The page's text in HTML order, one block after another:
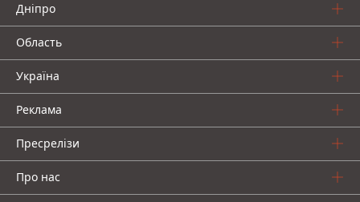
Дніпро
Область
Україна
Реклама
Пресрелізи
Про нас